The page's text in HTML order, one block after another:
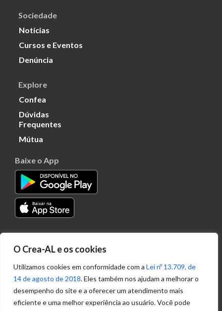
O Crea-AL e os cookies
Utilizamos cookies em conformidade com a Lei nº 13.709, de
14 de agosto de 2018. Eles também nos ajudam a melhorar o
desempenho do site e a oferecer um atendimento mais
eficiente e uma melhor experiência ao usuário. Você pode
Sociedade
Notícias
Cursos e Eventos
Denúncia
Explore
Confea
Dúvidas
Frequentes
Mútua
Baixe o App
Transparência
Portal
Acesso à
Informação
Política de
Privacidade de